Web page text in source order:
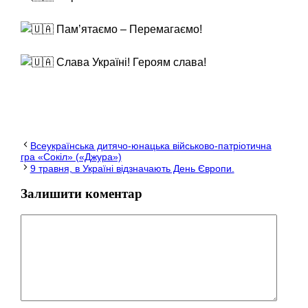
Пам’ятаємо – Перемагаємо!
Слава Україні! Героям слава!
Всеукраїнська дитячо-юнацька військово-патріотична
гра «Сокіл» («Джура»)
9 травня, в Україні відзначають День Європи.
Залишити коментар